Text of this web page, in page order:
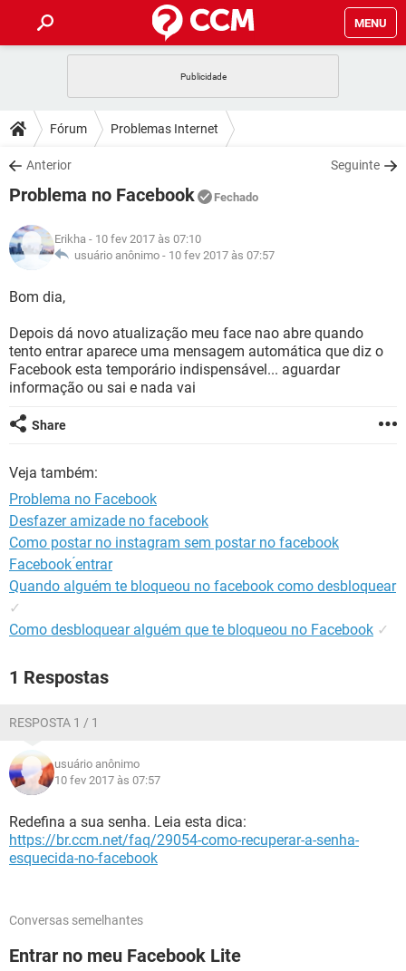
MENU
CELULAR FACEBOOK
OUTLOOK
INSTAGRAM GMAIL
GUIA DE COMPRAS
DICAS
JOGOS WHATSAPP
INSTAGRAM
GUIA DE COMPRAS
DOWNLOADS
JOGOS WHATSAPP
CELULAR
OUTLOOK EXCEL
INSTAGRAM
JOGOS
CELULAR
OUTLOOK
INSTAGRAM GMAIL
GUIA DE COMPRAS
GLOSSÁRIO
JOGOS
OUTLOOK EXCEL
INSTAGRAM
GUIA DE COMPRAS
Fórum Problemas Internet
Anterior Seguinte
Problema no Facebook Fechado
Erikha - 10 fev 2017 às 07:10
usuário anônimo - 10 fev 2017 às 07:57
Bom dia,
Depois dá novo atualização meu face nao abre quando
tento entrar aparece uma mensagem automática que diz o
Facebook esta temporário indispensável... aguardar
informação ou sai e nada vai
Share
Veja também:
Problema no Facebook
Desfazer amizade no facebook
Como postar no instagram sem postar no facebook
Facebook ́entrar
Quando alguém te bloqueou no facebook como desbloquear
✓
Como desbloquear alguém que te bloqueou no Facebook ✓
1 Respostas
RESPOSTA 1 / 1
usuário anônimo
10 fev 2017 às 07:57
Redefina a sua senha. Leia esta dica:
https://br.ccm.net/faq/29054-como-recuperar-a-senha-
esquecida-no-facebook
Conversas semelhantes
Entrar no meu Facebook Lite